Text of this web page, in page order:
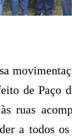
de Paço
ruas
a todos